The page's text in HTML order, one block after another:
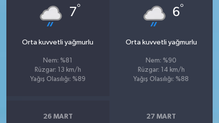
7°
Orta kuvvetli yağmurlu
Nem: %81
Rüzgar: 13 km/h
Yağış Olasılığı: %89
6°
Orta kuvvetli yağmurlu
Nem: %90
Rüzgar: 14 km/h
Yağış Olasılığı: %88
26 MART 27 MART